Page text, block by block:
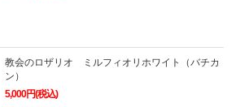
教会のロザリオ ミルフィオリホワイト（バチカ
ン）
5,000円(税込)